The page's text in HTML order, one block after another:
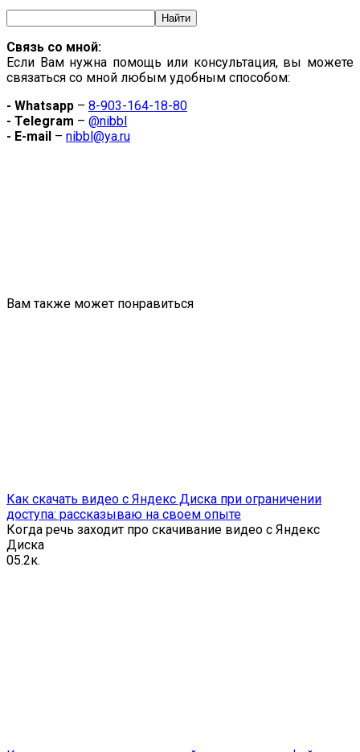
Связь со мной:
Если Вам нужна помощь или консультация, вы можете
связаться со мной любым удобным способом:
- Whatsapp – 8-903-164-18-80
- Telegram – @nibbl
- E-mail – nibbl@ya.ru
Вам также может понравиться
Как скачать видео с Яндекс Диска при ограничении
доступа: рассказываю на своем опыте
Когда речь заходит про скачивание видео с Яндекс
Диска
05.2к.